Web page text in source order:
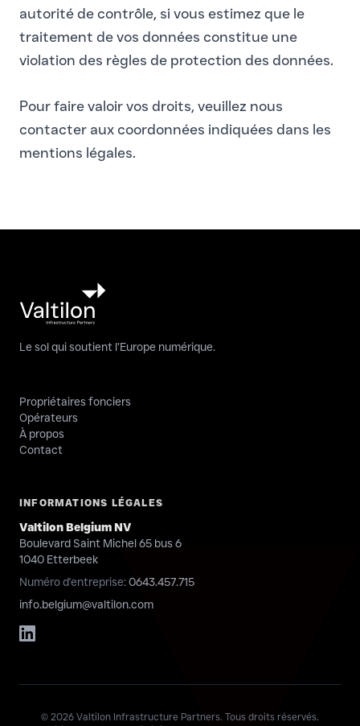
autorité de contrôle, si vous estimez que le
traitement de vos données constitue une
violation des règles de protection des données.
Pour faire valoir vos droits, veuillez nous
contacter aux coordonnées indiquées dans les
mentions légales.
Le sol qui soutient l’Europe numérique.
Propriétaires fonciers
Opérateurs
À propos
Contact
INFORMATIONS LÉGALES
Valtilon Belgium NV
Boulevard Saint Michel 65 bus 6
1040 Etterbeek
Numéro d'entreprise:0643.457.715
info.belgium@valtilon.com
© 2026 Valtilon Infrastructure Partners. Tous droits réservés.